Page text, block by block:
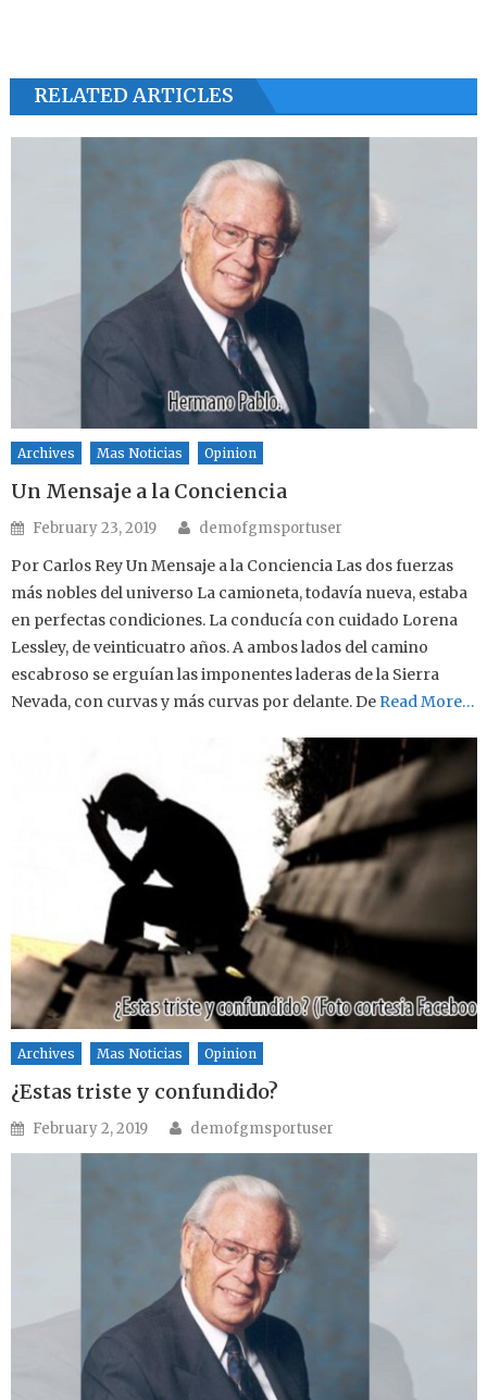
RELATED ARTICLES
Archives Mas Noticias Opinion
Un Mensaje a la Conciencia
Posted on
February 23, 2019 Author
demofgmsportuser
Por Carlos Rey Un Mensaje a la Conciencia Las dos fuerzas
más nobles del universo La camioneta, todavía nueva, estaba
en perfectas condiciones. La conducía con cuidado Lorena
Lessley, de veinticuatro años. A ambos lados del camino
escabroso se erguían las imponentes laderas de la Sierra
Nevada, con curvas y más curvas por delante. De Read More…
Archives Mas Noticias Opinion
¿Estas triste y confundido?
Posted on
February 2, 2019 Author
demofgmsportuser